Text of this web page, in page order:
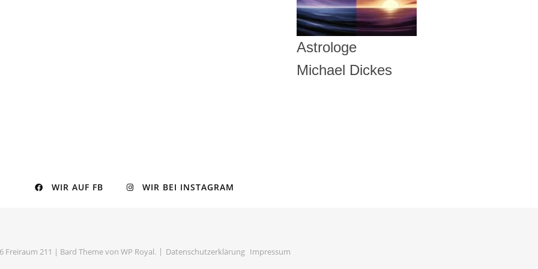
Astrologe
Michael Dickes
WIR AUF FB WIR BEI INSTAGRAM
Freiraum 211 | Bard Theme von WP Royal. Datenschutzerklärung Impressum